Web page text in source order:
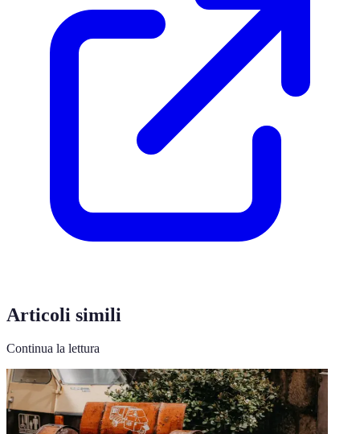
Articoli simili
Continua la lettura